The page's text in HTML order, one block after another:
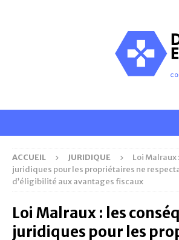
ACCUEIL JURIDIQUE
Loi Malraux
juridiques pour les propriétaires ne
d’éligibilité aux avantages fiscaux
Loi Malraux : les
juridiques pour les